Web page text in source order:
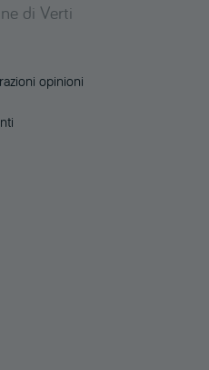
di Verti
opinioni